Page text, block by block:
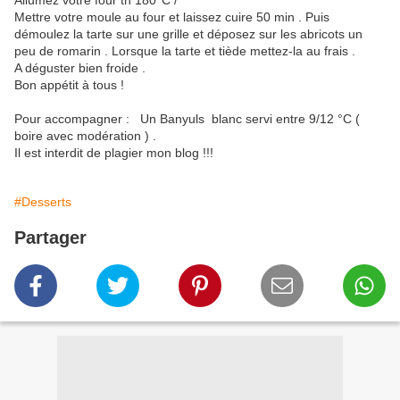
Mettre votre moule au four et laissez cuire 50 min . Puis
démoulez la tarte sur une grille et déposez sur les abricots un
peu de romarin . Lorsque la tarte et tiède mettez-la au frais .
A déguster bien froide .
Bon appétit à tous !
Pour accompagner : Un Banyuls blanc servi entre 9/12 °C (
boire avec modération ) .
Il est interdit de plagier mon blog !!!
#Desserts
Partager